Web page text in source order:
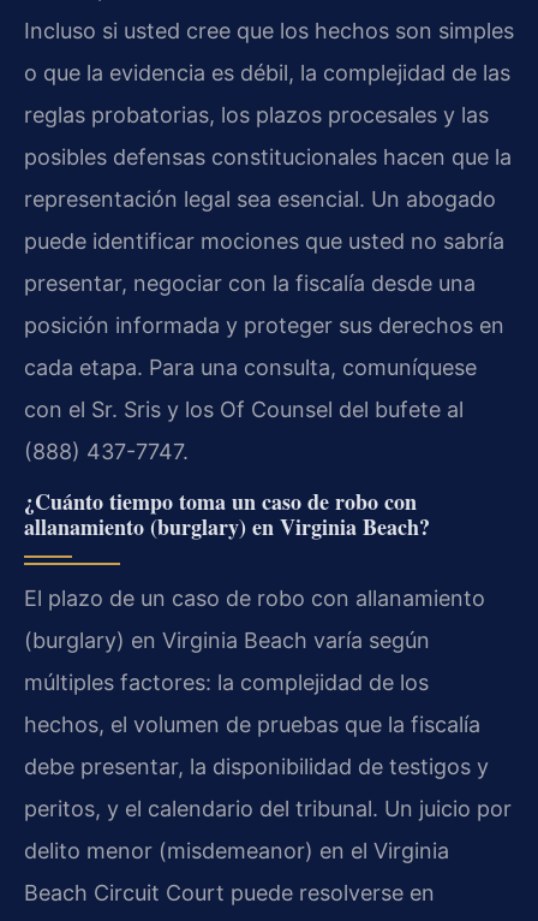
Incluso si usted cree que los hechos son simples
o que la evidencia es débil, la complejidad de las
reglas probatorias, los plazos procesales y las
posibles defensas constitucionales hacen que la
representación legal sea esencial. Un abogado
puede identificar mociones que usted no sabría
presentar, negociar con la fiscalía desde una
posición informada y proteger sus derechos en
cada etapa. Para una consulta, comuníquese
con el Sr. Sris y los Of Counsel del bufete al
(888) 437-7747.
¿Cuánto tiempo toma un caso de robo con
allanamiento (burglary) en Virginia Beach?
El plazo de un caso de robo con allanamiento
(burglary) en Virginia Beach varía según
múltiples factores: la complejidad de los
hechos, el volumen de pruebas que la fiscalía
debe presentar, la disponibilidad de testigos y
peritos, y el calendario del tribunal. Un juicio por
delito menor (misdemeanor) en el Virginia
Beach Circuit Court puede resolverse en